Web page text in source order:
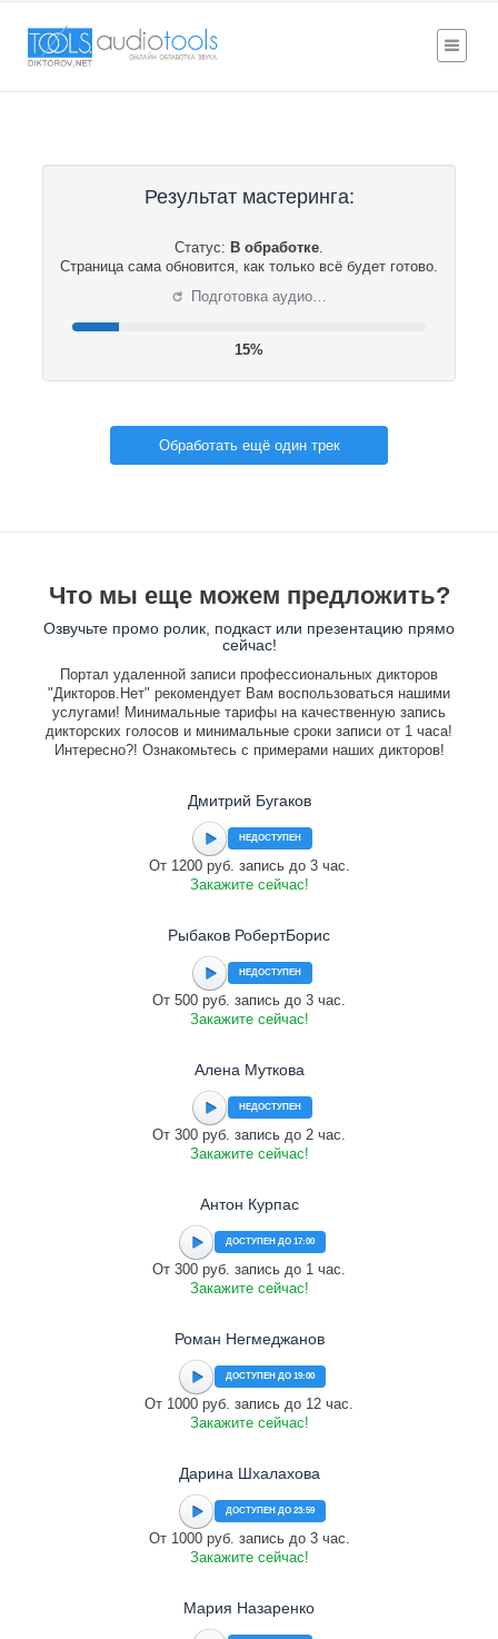
Результат мастеринга:
Статус: В обработке.
Страница сама обновится, как только всё будет готово.
⟳ Подготовка аудио…
16%
Обработать ещё один трек
Что мы еще можем предложить?
Озвучьте промо ролик, подкаст или презентацию прямо
сейчас!
Портал удаленной записи профессиональных дикторов
"Дикторов.Нет" рекомендует Вам воспользоваться нашими
услугами! Минимальные тарифы на качественную запись
дикторских голосов и минимальные сроки записи от 1 часа!
Интересно?! Ознакомьтесь с примерами наших дикторов!
Дмитрий Бугаков
НЕДОСТУПЕН
От 1200 руб. запись до 3 час.
Закажите сейчас!
Рыбаков РобертБорис
НЕДОСТУПЕН
От 500 руб. запись до 3 час.
Закажите сейчас!
Алена Муткова
НЕДОСТУПЕН
От 300 руб. запись до 2 час.
Закажите сейчас!
Антон Курпас
ДОСТУПЕН ДО 17:00
От 300 руб. запись до 1 час.
Закажите сейчас!
Роман Негмеджанов
ДОСТУПЕН ДО 19:00
От 1000 руб. запись до 12 час.
Закажите сейчас!
Дарина Шхалахова
ДОСТУПЕН ДО 23:59
От 1000 руб. запись до 3 час.
Закажите сейчас!
Мария Назаренко